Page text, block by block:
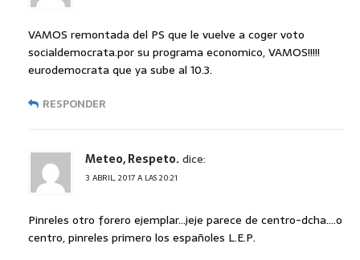
VAMOS remontada del PS que le vuelve a coger voto
socialdemocrata.por su programa economico, VAMOS!!!!!
eurodemocrata que ya sube al 10.3.
RESPONDER
Meteo, Respeto.dice:
3 ABRIL, 2017 A LAS 20:21
Pinreles otro forero ejemplar…jeje parece de centro-dcha….o
centro, pinreles primero los españoles L.E.P.